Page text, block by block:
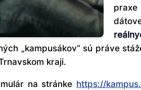
praxe
„kampusákov“ sú práve
kraji.
na stránke https://